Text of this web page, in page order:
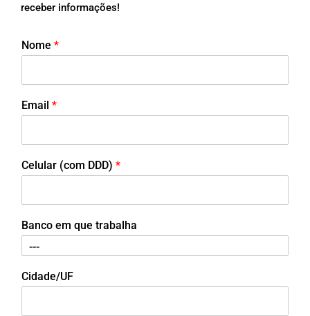
receber informações!
Nome *
Email *
Celular (com DDD) *
Banco em que trabalha
Cidade/UF